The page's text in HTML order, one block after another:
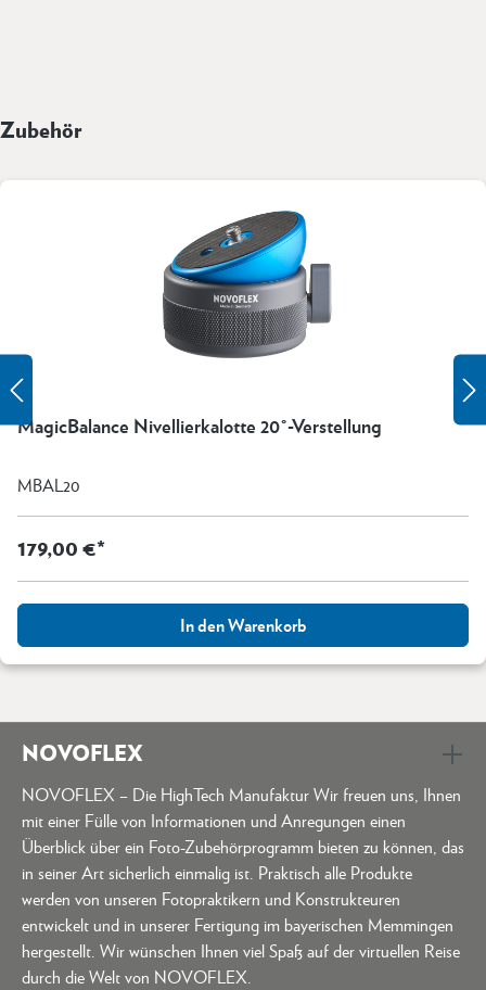
Zubehör
MagicBalance Nivellierkalotte 20°-Verstellung
MBAL20
179,00 €*
In den Warenkorb
NOVOFLEX
NOVOFLEX – Die HighTech Manufaktur Wir freuen uns, Ihnen
mit einer Fülle von Informationen und Anregungen einen
Überblick über ein Foto-Zubehörprogramm bieten zu können, das
in seiner Art sicherlich einmalig ist. Praktisch alle Produkte
werden von unseren Fotopraktikern und Konstrukteuren
entwickelt und in unserer Fertigung im bayerischen Memmingen
hergestellt. Wir wünschen Ihnen viel Spaß auf der virtuellen Reise
durch die Welt von NOVOFLEX.